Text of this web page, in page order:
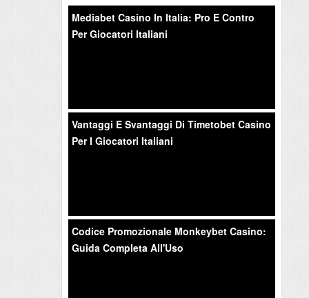
Mediabet Casino In Italia: Pro E Contro
Per Giocatori Italiani
Vantaggi E Svantaggi Di Timetobet Casino
Per I Giocatori Italiani
Codice Promozionale Monkeybet Casino:
Guida Completa All'Uso